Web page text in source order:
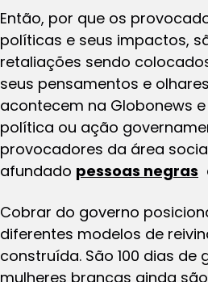
Então, por que os
políticas e seus impactos,
retaliações sendo
seus pensamentos e
acontecem na Globonews
política ou ação
provocadores da área
afundado pessoas negras
Cobrar do governo
diferentes modelos de
construída. São 100 dias de
mulheres brancas ainda